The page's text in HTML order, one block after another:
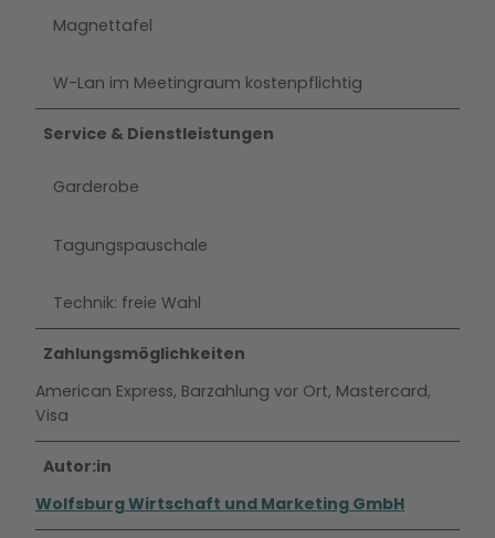
Magnettafel
W-Lan im Meetingraum kostenpflichtig
Service & Dienstleistungen
Garderobe
Tagungspauschale
Technik: freie Wahl
Zahlungsmöglichkeiten
American Express, Barzahlung vor Ort, Mastercard,
Visa
Autor:in
Wolfsburg Wirtschaft und Marketing GmbH